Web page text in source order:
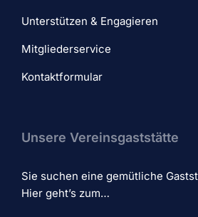
Unterstützen & Engagieren
Mitgliederservice
Kontaktformular
Unsere Vereinsgaststätte
Sie suchen eine gemütliche
Hier geht’s zum…